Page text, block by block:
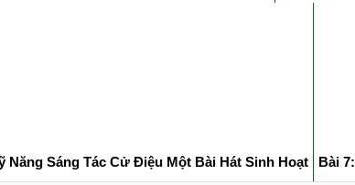
Năng Sáng Tác Cử Điệu Một Bài Hát Sinh Hoạt Bài